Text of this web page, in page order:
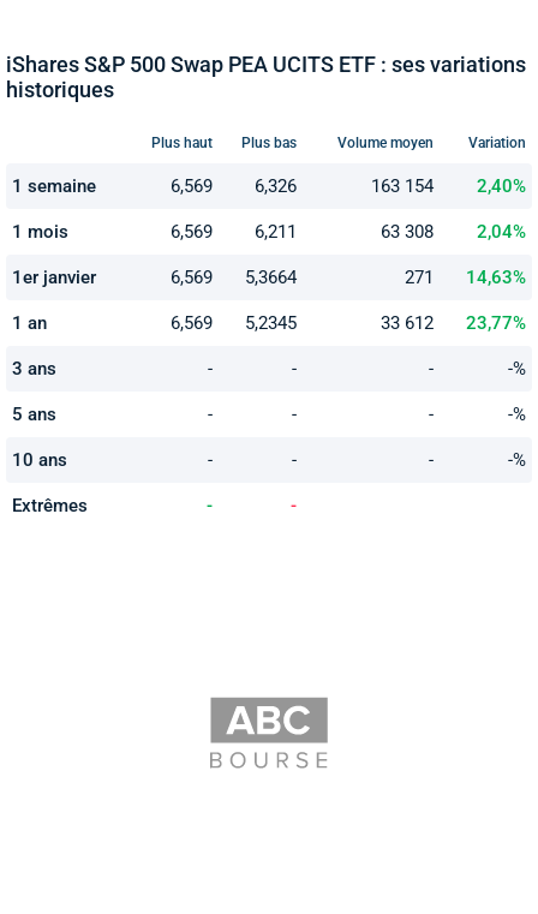
iShares S&P 500 Swap PEA UCITS ETF : ses variations
historiques
Plus haut Plus bas Volume moyen Variation
1 semaine 6,569 6,326 163 154 2,40%
1 mois 6,569 6,211 63 308 2,04%
1er janvier 6,569 5,3664 271 14,63%
1 an 6,569 5,2345 33 612 23,77%
3 ans - - - -%
5 ans - - - -%
10 ans - - - -%
Extrêmes - -